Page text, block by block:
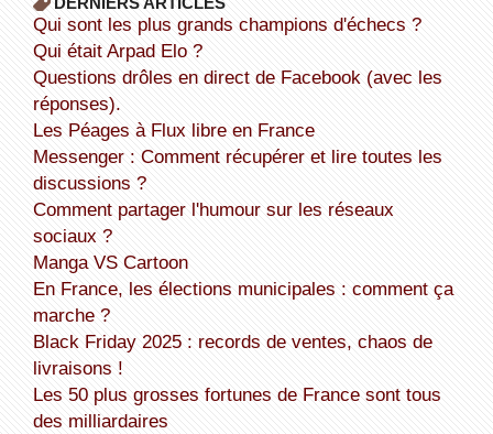
Qui sont les plus grands champions d'échecs ?
Qui était Arpad Elo ?
Questions drôles en direct de Facebook (avec les
réponses).
Les Péages à Flux libre en France
Messenger : Comment récupérer et lire toutes les
discussions ?
Comment partager l'humour sur les réseaux
sociaux ?
Manga VS Cartoon
En France, les élections municipales : comment ça
marche ?
Black Friday 2025 : records de ventes, chaos de
livraisons !
Les 50 plus grosses fortunes de France sont tous
des milliardaires